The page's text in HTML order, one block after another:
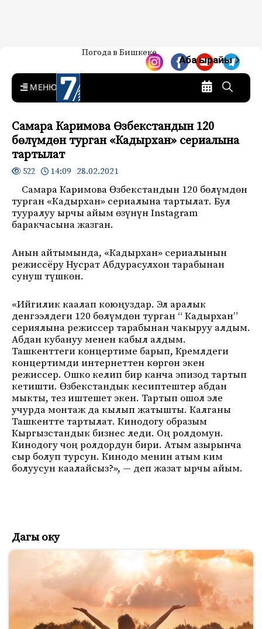
7-канал. Жаңылыктар —
Кыргызстан
Жаңылыктар — Кыргызстан
Погода в Бишкеке
Аба ырайы
MENU
Самара Каримова Өзбекстандын 120
бөлүмдөн турган «Кадырхан» сериалына
тартылат
522 14:09 28.02.2021
Самара Каримова Өзбекстандын 120 бөлүмдөн
турган «Кадырхан» сериалына тартылат. Бул
тууралуу ырчы айым өзүнүн Instagram
баракчасына жазган.
Анын айтымында, «Кадырхан» сериалынын
режиссёру Нусрат Абдурасулхон тарабынан
сунуш түшкөн.
«Ийгилик каалап коюңуздар. Эл аралык
денгээлдеги 120 бөлүмдөн турган “ Кадырхан”
сериялына режиссер тарабынан чакыруу алдым.
Абдан кубануу менен кабыл алдым.
Ташкенттеги концертиме барып, Кремлдеги
концертимди интернеттен көргөн экен
режиссер. Ошко келип бир канча эпизод тартып
кетишти. Өзбекстандык кесиптештер абдан
мыкты, тез иштешет экен. Тартып ошол эле
учурда монтаж да кылып жатышты. Калганы
Ташкентте тартылат. Кинодогу образым
Кыргызстандык бизнес леди. Оң ролдомун.
Кинодогу чоң ролдордун бири. Атым азырынча
сыр болуп турсун. Кинодо менин атым ким
болуусун каалайсыз?», — деп жазат ырчы айым.
Дагы оку